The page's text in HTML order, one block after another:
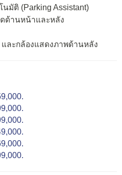
มัติ (Parking Assistant)
ดด้านหน้าและหลัง
และกล้องแสดงภาพด้านหลัง